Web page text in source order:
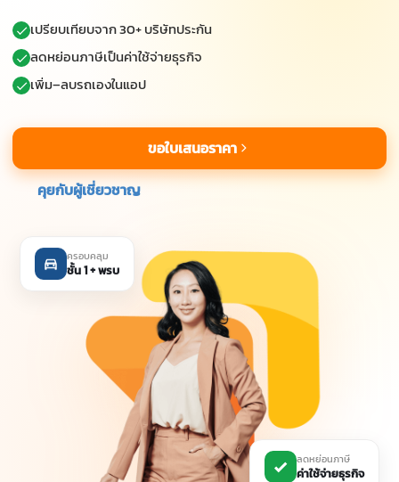
เปรียบเทียบจาก 30+ บริษัทประกัน
ลดหย่อนภาษีเป็นค่าใช้จ่ายธุรกิจ
เพิ่ม–ลบรถเองในแอป
ขอใบเสนอราคา
คุยกับผู้เชี่ยวชาญ
ครอบคลุม
ชั้น 1 + พรบ
ลดหย่อนภาษี
ค่าใช้จ่ายธุรกิจ